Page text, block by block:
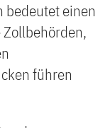
bedeutet einen
führen